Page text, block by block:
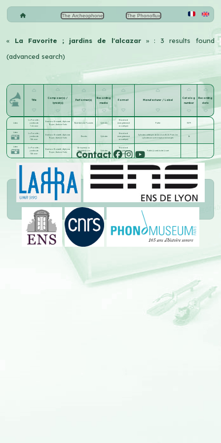
The Archeophone The Phonoflux
« La Favorite ; jardins de l'alcazar » : 3 results found
(advanced search)
Title
Composer(s) /
lyricist(s)
Performer(s)
Recording
media
Format Manufacturer / Label
Catalog
number
Recording
date
Listen
La Favorite ;
jardins de
l'alcazar
Gaetano Donizetti;
Alphonse
Royer ; Gustave Vaëz
René-Antoine Fournets Cylindre
Standard
(enregistrement
acoustique)
Pathé 3579
Listen
La Favorite ;
jardins de
l'Alcazar
Gaetano Donizetti;
Alphonse
Royer ; Gustave Vaëz
Devriès Cylindre
Standard
(enregistrement
acoustique)
Cylindres artistiques de 1er choix B.C.G. Paris. Les
cylindres ne sont ni repris ni échangés
16
Listen
La Favorite ;
jardins de
l'Alcazar
Gaetano Donizetti;
Alphonse
Royer ; Gustave Vaëz
Anonyme(s) ou
interprète(s) non
identifié(s)
Cylindre
Standard
(enregistrement
acoustique)
Pathé (Lioret) boite Lioret
Contact